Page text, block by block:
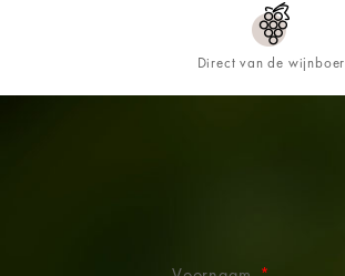
Direct van de wijnboer